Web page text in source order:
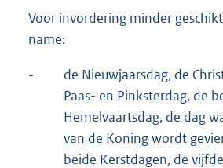
Voor invordering minder
name:
-
de Nieuwjaarsdag, de
Paas- en Pinksterdag, de
Hemelvaartsdag, de dag
van de Koning wordt
beide Kerstdagen, de